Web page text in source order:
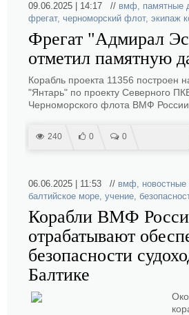
09.06.2025 | 14:17 // вмф, памятные
фрегат, черноморский флот, экипаж
Фрегат "Адмирал
отметил памятную
Корабль проекта 11356 построен
"Янтарь" по проекту Северного
Черноморского флота ВМФ России.
240 0 0
06.06.2025 | 11:53 // вмф, новостные
балтийское море, учение,
Корабли ВМФ
отрабатывают
безопасности
Балтике